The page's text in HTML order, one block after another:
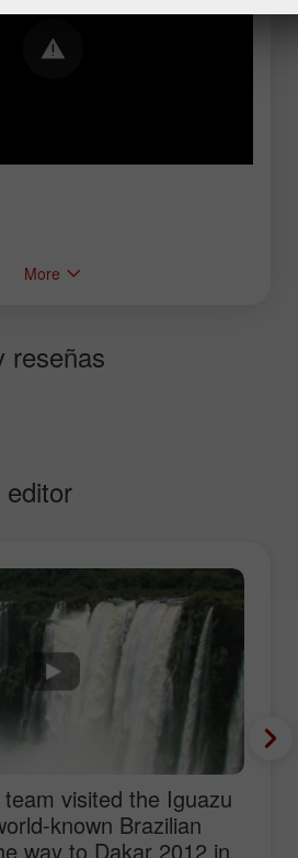
More
reseñas
editor
visited the Iguazu
known Brazilian
way to Dakar 2012 in